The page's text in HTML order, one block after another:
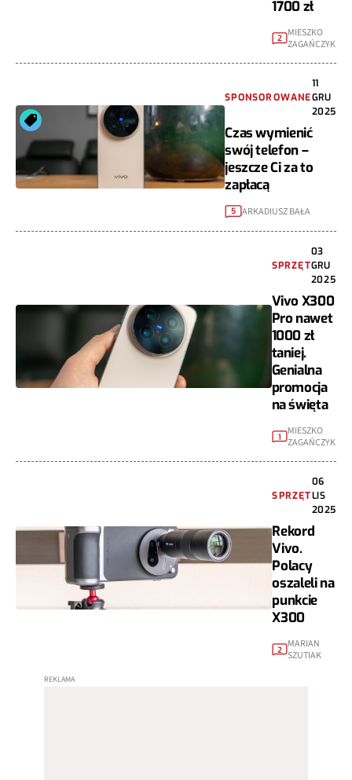
1700 zł
2
MIESZKO
ZAGAŃCZYK
SPONSOROWANE
11
GRU
2025
Czas wymienić
swój telefon –
jeszcze Ci za to
zapłacą
5 ARKADIUSZ BAŁA
SPRZĘT
03
GRU
2025
Vivo X300
Pro nawet
1000 zł
taniej.
Genialna
promocja
na święta
1
MIESZKO
ZAGAŃCZYK
SPRZĘT
06
LIS
2025
Rekord
Vivo.
Polacy
oszaleli na
punkcie
X300
2
MARIAN
SZUTIAK